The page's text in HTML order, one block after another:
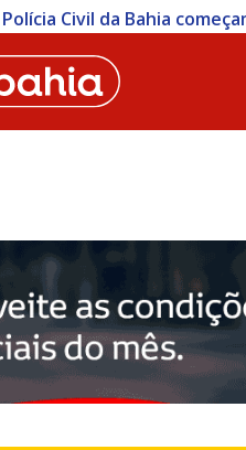
da Bahia começam nesta